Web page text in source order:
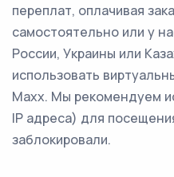
переплат, оплачивая
самостоятельно или у
России, Украины или
использовать
Maxx. Мы рекомендуем
IP адреса) для
заблокировали.